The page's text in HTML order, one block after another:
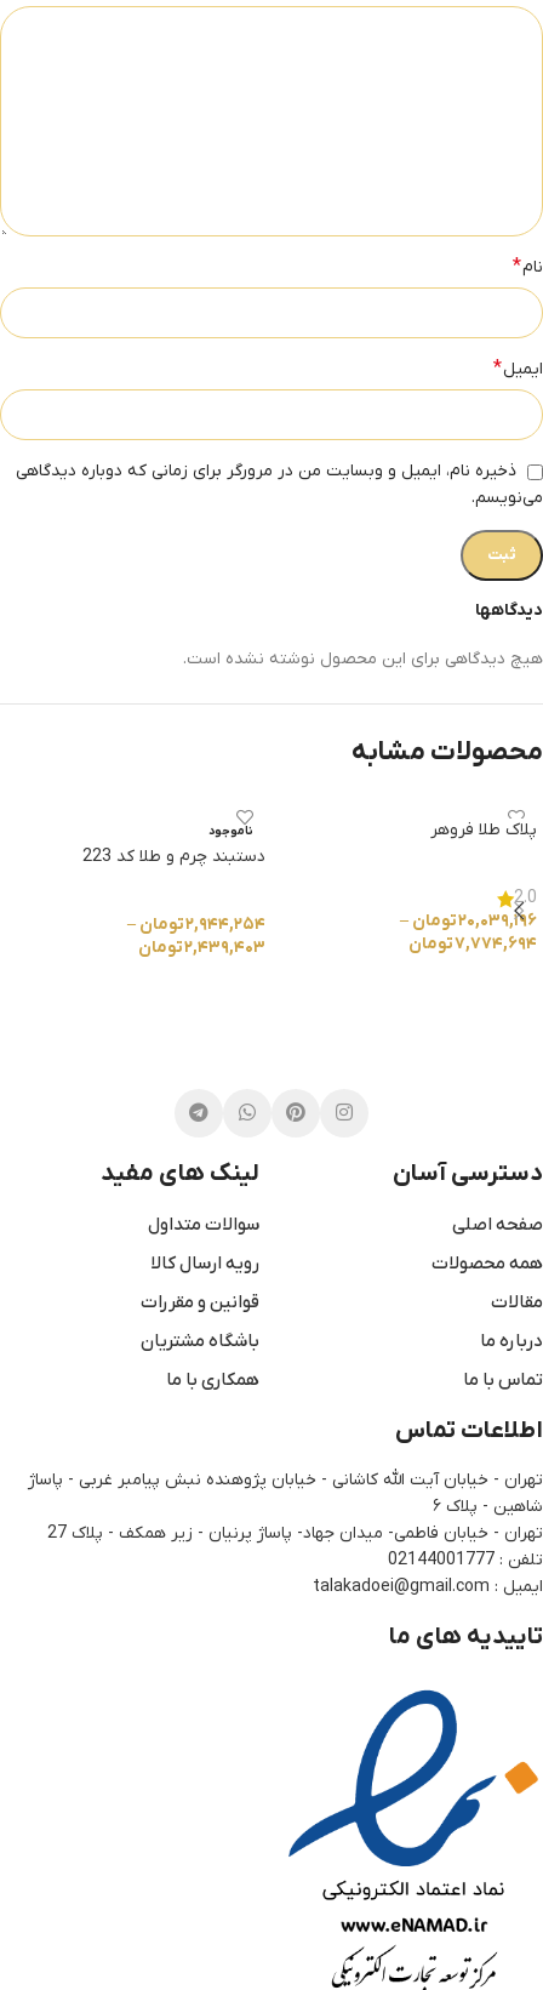
دیدگاهها
هیچ دیدگاهی برای این محصول نوشته نشده است.
نام*
ایمیل*
ذخیره نام، ایمیل و وبسایت من در مرورگر برای زمانی که دوباره دیدگاهی
می‌نویسم.
محصولات مشابه
پلاک طلا فروهر
2.0
۲۰,۰۳۹,۱۹۶تومان –
۷,۷۷۴,۶۹۴تومان
ناموجود
دستبند چرم و طلا کد 223
۲,۹۴۴,۲۵۴تومان –
۲,۴۳۹,۴۰۳تومان
دسترسی آسان
صفحه اصلی
همه محصولات
مقالات
درباره ما
تماس با ما
لینک های مفید
سوالات متداول
رویه ارسال کالا
قوانین و مقررات
باشگاه مشتریان
همکاری با ما
اطلاعات تماس
تهران - خیابان آیت الله کاشانی - خیابان پژوهنده نبش پیامبر غربی - پاساژ
شاهین - پلاک ۶
تهران - خیابان فاطمی- میدان جهاد- پاساژ پرنیان - زیر همکف - پلاک 27
تلفن : 02144001777
ایمیل : talakadoei@gmail.com
تاییدیه های ما